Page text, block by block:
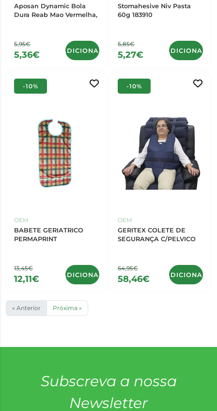
Aposan Dynamic Bola
Dura Reab Mao Vermelha,
5,95€
5,36€ ADICIONAR
Stomahesive Niv Pasta
60g 183910
5,85€
5,27€ ADICIONAR
-10%
OEM
BABETE GERIATRICO
PERMAPRINT
13,45€
12,11€ ADICIONAR
-10%
OEM
GERITEX COLETE DE
SEGURANÇA C/PELVICO
64,95€
58,46€ ADICIONAR
« Anterior Próxima »
Subscreva a nossa
Newsletter